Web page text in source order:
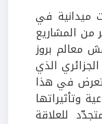
ميدانية في
من المشاريع
معالم بروز
الذي
في هذا
وتأثيراتها
للعلاقة